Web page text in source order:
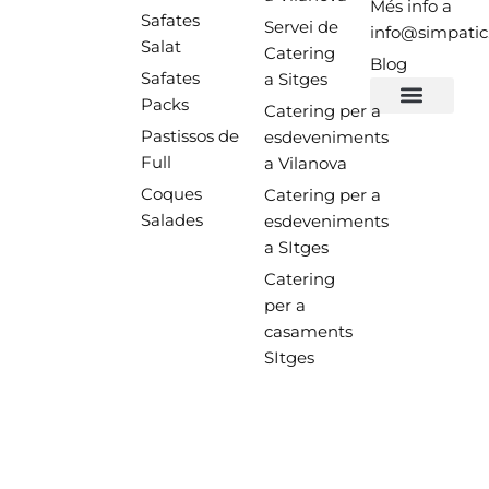
Safates
Salat
Safates
Packs
Pastissos de
Full
Coques
Salades
Servei de
Catering
a Sitges
Catering per a
esdeveniments
a Vilanova
Catering per a
esdeveniments
a SItges
Catering
per a
casaments
SItges
Més info a
Blog